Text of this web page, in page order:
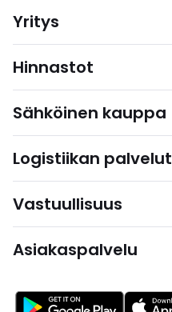
Yritys
Hinnastot
Sähköinen kauppa
Logistiikan palvelut
Vastuullisuus
Asiakaspalvelu